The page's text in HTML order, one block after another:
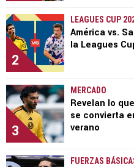
2
LEAGUES CUP
América vs.
la Leagues
3
MERCADO
Revelan lo
se convierta
verano
FUERZAS